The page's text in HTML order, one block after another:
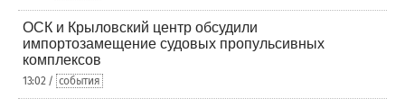
ОСК и Крыловский центр обсудили
импортозамещение судовых пропульсивных
комплексов
13:02 / события